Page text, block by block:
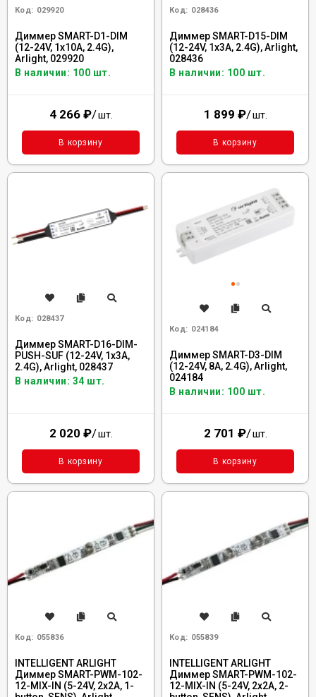
Код: 029920
Диммер SMART-D1-DIM
(12-24V, 1x10A, 2.4G),
Arlight, 029920
В наличии: 100 шт.
4 266 ₽/шт.
В корзину
Код: 028436
Диммер SMART-D15-DIM
(12-24V, 1x3A, 2.4G), Arlight,
028436
В наличии: 100 шт.
1 899 ₽/шт.
В корзину
Код: 028437
Диммер SMART-D16-DIM-
PUSH-SUF (12-24V, 1x3A,
2.4G), Arlight, 028437
В наличии: 34 шт.
2 020 ₽/шт.
В корзину
Код: 024184
Диммер SMART-D3-DIM
(12-24V, 8A, 2.4G), Arlight,
024184
В наличии: 100 шт.
2 701 ₽/шт.
В корзину
Код: 055836
INTELLIGENT ARLIGHT
Диммер SMART-PWM-102-
12-MIX-IN (5-24V, 2x2A, 1-
Код: 055839
INTELLIGENT ARLIGHT
Диммер SMART-PWM-102-
12-MIX-IN (5-24V, 2x2A, 2-